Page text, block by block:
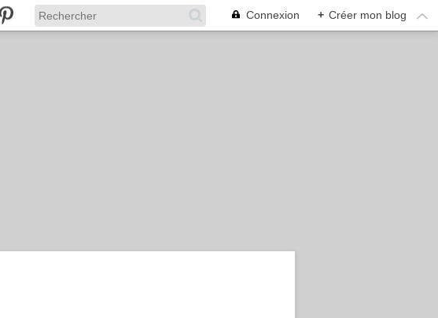
Connexion + Créer mon blog